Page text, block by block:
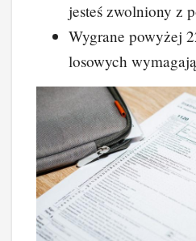
jesteś zwolniony z
Wygrane powyżej
losowych